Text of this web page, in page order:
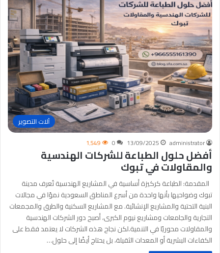
آلات التصوير
administrator
13/09/2025
0 1٬549
أفضل حلول الطباعة للشركات الهندسية
والمقاولات في تبوك
المقدمة: الطباعة كركيزة أساسية في المشاريع الهندسية تُعرف مدينة
تبوك وضواحيها بأنها واحدة من أسرع المناطق السعودية نموًا في مجالات
البنية التحتية والمشاريع الإنشائية. مع المشاريع السكنية والطرق والمجمعات
التجارية والجامعات ومشاريع نيوم الكبرى، أصبح دور الشركات الهندسية
والمقاولات محوريًا في التنمية.لكن نجاح هذه الشركات لا يعتمد فقط على
الكفاءات البشرية أو المعدات الثقيلة، بل يحتاج أيضًا إلى حلول…